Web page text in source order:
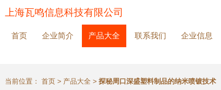
上海瓦鸣信息科技有限公司
首页 企业简介 产品大全 联系我们 企业信息
当前位置： 首页 > 产品大全 > 探秘周口深盛塑料制品的纳米喷镀技术